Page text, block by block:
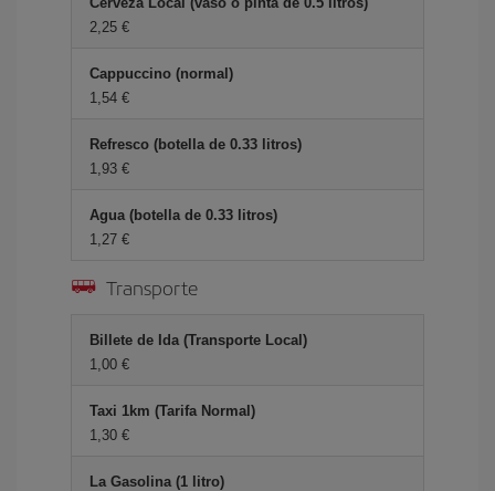
2,25 €
Cappuccino (normal)
1,54 €
Refresco (botella de 0.33 litros)
1,93 €
Agua (botella de 0.33 litros)
1,27 €
Transporte
Billete de Ida (Transporte Local)
1,00 €
Taxi 1km (Tarifa Normal)
1,30 €
La Gasolina (1 litro)